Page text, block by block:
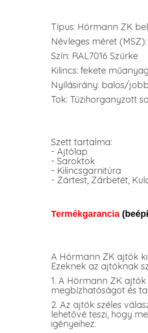
Típus: Hörmann ZK
Névleges méret
Szín: RAL7016 Szürke
Kilincs: fekete műanyag
Nyílásirány: balos/
Tok: Tüzihorganyzott
Szett tartalma:
- Ajtólap
- Saroktok
- Kilincsgarnitúra
- Zártest, Zárbetét,
Termékgarancia
A Hörmann ZK ajtók
Ezeknek az ajtóknak
1. A Hörmann ZK
megbízhatóságot és
2. Az ajtók széles
lehetővé teszi, hogy
igényeihez.